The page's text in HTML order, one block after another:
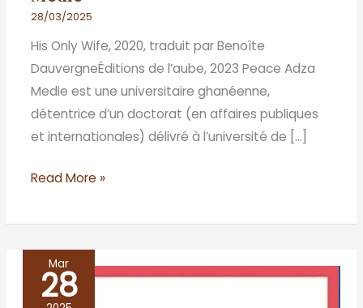
28/03/2025
His Only Wife, 2020, traduit par Benoîte
DauvergneÉditions de l’aube, 2023 Peace Adza
Medie est une universitaire ghanéenne,
détentrice d’un doctorat (en affaires publiques
et internationales) délivré à l’université de […]
Read More »
Mar
28
UNE